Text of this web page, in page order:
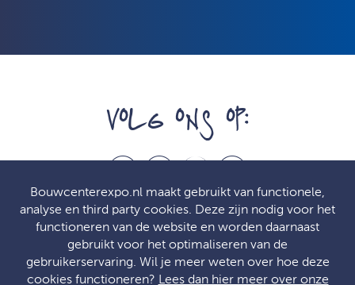
VOLG ONS OP:
f t l p
© Bouwcenter 2026
Bouwcenter Expo 2026 is een merk van Bouwcenter Nederland
Bouwcenterexpo.nl maakt gebruikt van functionele,
analyse en third party cookies. Deze zijn nodig voor het
functioneren van de website en worden daarnaast
gebruikt voor het optimaliseren van de
gebruikerservaring. Wil je meer weten over hoe deze
cookies functioneren? Lees dan hier meer over onze